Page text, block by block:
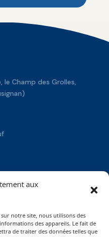
aux
notre site, nous utilisons des
des appareils. Le fait de
de traiter des données telles que
Champ des Grolles,